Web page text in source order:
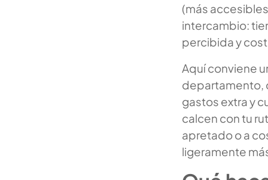
(más
intercambio:
percibida y
Aquí conviene
departamento,
gastos extra y
calcen con tu
apretado o a
ligeramente